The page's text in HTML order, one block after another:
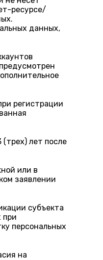
ресурсе/
данных,
регистрации
лет после
или в
заявлении
субъекта
при
персональных
на